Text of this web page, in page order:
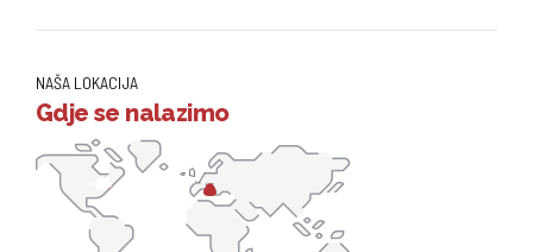
NAŠA LOKACIJA
Gdje se nalazimo